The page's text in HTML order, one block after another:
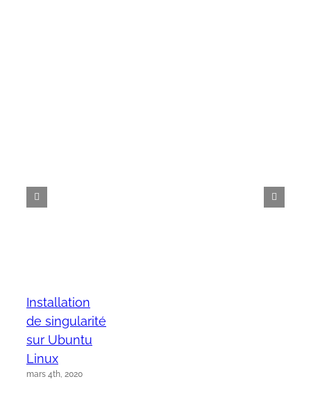
Installation
de singularité
sur Ubuntu
Linux
mars 4th, 2020